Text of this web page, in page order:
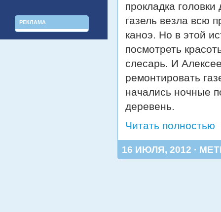
РЕКЛАМА
прокладка
газель везла всю
каноэ. Но в этой
посмотреть
слесарь. И
ремонтировать
начались ночные
деревень.
Читать полностью
16 ИЮЛЯ, 2012 ·